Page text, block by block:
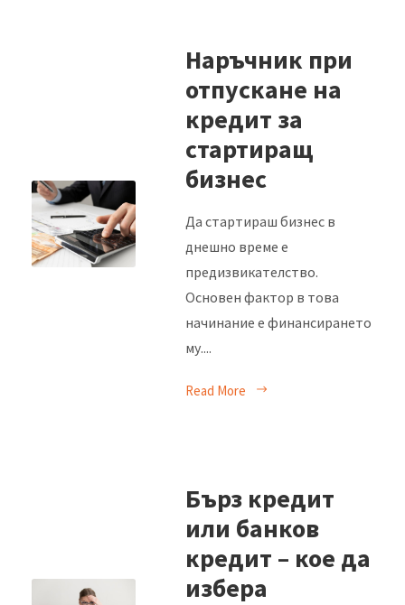
Наръчник при
отпускане на
кредит за
стартиращ
бизнес
Да стартираш бизнес в
днешно време е
предизвикателство.
Основен фактор в това
начинание е финансирането
му....
Read More
Бърз кредит
или банков
кредит – кое да
избера